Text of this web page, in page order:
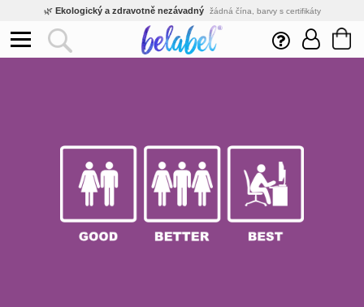
🌿 Ekologický a zdravotně nezávadný žádná čína, barvy s certifikáty
Inovativní výroba vlastní vývoj, nejnovější technologie
Rychlé dodání expedujeme do 24h